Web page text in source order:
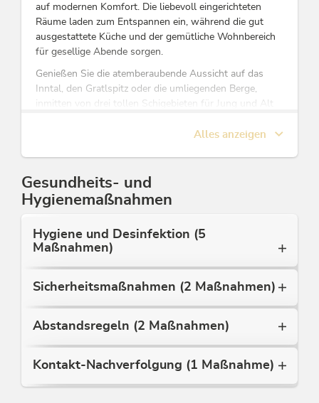
auf modernen Komfort. Die liebevoll eingerichteten
Räume laden zum Entspannen ein, während die gut
ausgestattete Küche und der gemütliche Wohnbereich
für gesellige Abende sorgen.
Genießen Sie die atemberaubende Aussicht auf das
Inntal, den Gratlspitz oder die umliegenden Berge,
inmitten von drei tollen Schigebieten für Jung und Alt
Es ist perfekt für Familien, Freunde oder kleine
Wir freuen uns darauf, Sie bald als unsere Gäste bei
uns im Ferienhaus Unterhachl willkommen zu heißen!
Diese Unterkunft ist Mitglied von
Alpbachtal Card inklusive
Alles anzeigen
Gesundheits- und
Hygienemaßnahmen
Hygiene und Desinfektion (5
Maßnahmen)
Sicherheitsmaßnahmen (2 Maßnahmen)
Abstandsregeln (2 Maßnahmen)
Kontakt-Nachverfolgung (1 Maßnahme)